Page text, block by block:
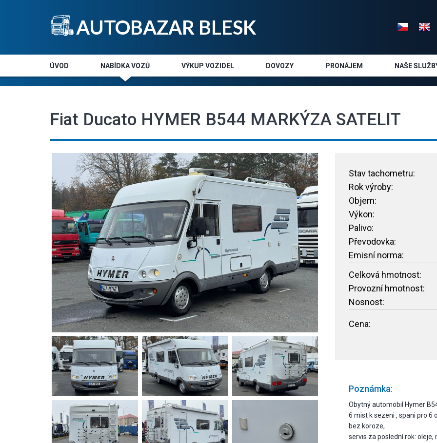
AUTOBAZAR BLESK
ÚVOD NABÍDKA VOZŮ VÝKUP VOZIDEL DOVOZY PRONÁJEM NAŠE
Fiat Ducato HYMER B544 MARKÝZA SATELIT
Stav tachometru:
Rok výroby:
Objem:
Výkon:
Palivo:
Převodovka:
Emisní norma:
Celková hmotnost:
Provozní hmotnost:
Nosnost:
Cena:
Poznámka:
Obytný automobil Hymer
6 mist k sezeni , spani pro 6
bez koroze,
servis za poslední rok: